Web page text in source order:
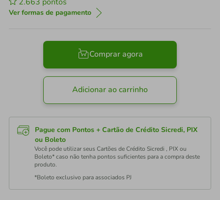
Ver formas de pagamento
Comprar agora
Adicionar ao carrinho
Pague com Pontos + Cartão de Crédito Sicredi, PIX
ou Boleto
Você pode utilizar seus Cartões de Crédito Sicredi , PIX ou
Boleto* caso não tenha pontos suficientes para a compra deste
produto.
*Boleto exclusivo para associados PJ